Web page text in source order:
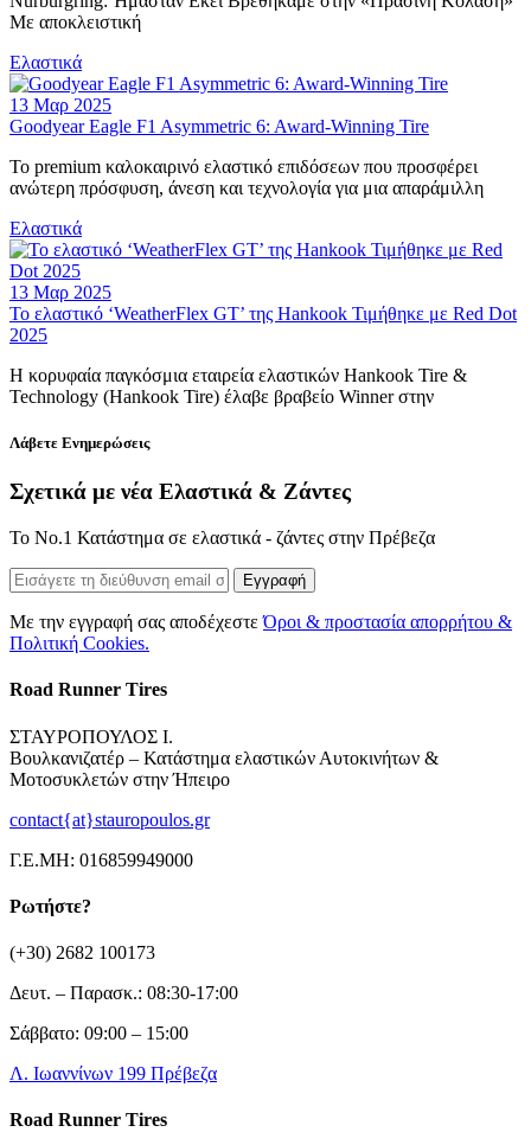
Με αποκλειστική
Ελαστικά
13 Μαρ 2025
Goodyear Eagle F1 Asymmetric 6: Award-Winning Tire
Το premium καλοκαιρινό ελαστικό επιδόσεων που προσφέρει
ανώτερη πρόσφυση, άνεση και τεχνολογία για μια απαράμιλλη
Ελαστικά
13 Μαρ 2025
Το ελαστικό ‘WeatherFlex GT’ της Hankook Τιμήθηκε με Red Dot
2025
Η κορυφαία παγκόσμια εταιρεία ελαστικών Hankook Tire &
Technology (Hankook Tire) έλαβε βραβείο Winner στην
Λάβετε Ενημερώσεις
Σχετικά με νέα Ελαστικά & Ζάντες
Το Νο.1 Κατάστημα σε ελαστικά - ζάντες στην Πρέβεζα
Εγγραφή
Με την εγγραφή σας αποδέχεστεΌροι & προστασία απορρήτου &
Πολιτική Cookies.
Road Runner Tires
ΣΤΑΥΡΟΠΟΥΛΟΣ Ι.
Βουλκανιζατέρ – Κατάστημα ελαστικών Αυτοκινήτων &
Μοτοσυκλετών στην Ήπειρο
contact{at}stauropoulos.gr
Γ.Ε.ΜΗ: 016859949000
Ρωτήστε?
(+30) 2682 100173
Δευτ. – Παρασκ.: 08:30-17:00
Σάββατο: 09:00 – 15:00
Λ. Ιωαννίνων 199 Πρέβεζα
Road Runner Tires